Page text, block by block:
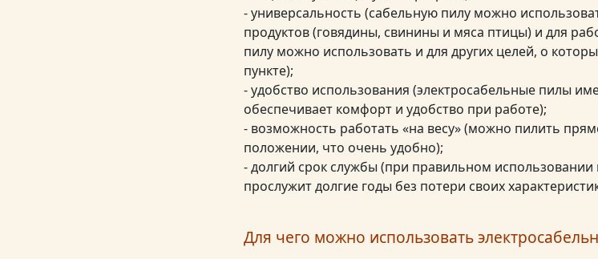
- универсальность (сабельную пилу можно
продуктов (говядины, свинины и мяса птицы) и для
пилу можно использовать и для других целей, о
пункте);
- удобство использования (электросабельные пилы
обеспечивает комфорт и удобство при работе);
- возможность работать «на весу» (можно пилить
положении, что очень удобно);
- долгий срок службы (при правильном использовании
прослужит долгие годы без потери своих
Для чего можно использовать